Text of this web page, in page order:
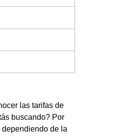
las tarifas de
buscando? Por
de la